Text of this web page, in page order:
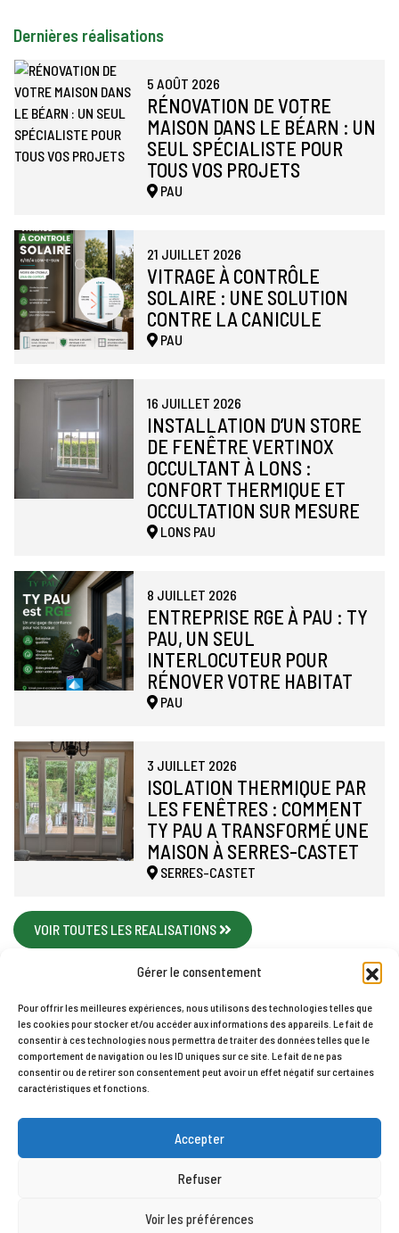
Gérer le consentement
Pour offrir les meilleures expériences, nous utilisons des technologies telles que
les cookies pour stocker et/ou accéder aux informations des appareils. Le fait de
consentir à ces technologies nous permettra de traiter des données telles que le
comportement de navigation ou les ID uniques sur ce site. Le fait de ne pas
consentir ou de retirer son consentement peut avoir un effet négatif sur certaines
caractéristiques et fonctions.
Accepter
Refuser
Voir les préférences
Dernières réalisations
5 AOÛT 2026
RÉNOVATION DE VOTRE
MAISON DANS LE BÉARN : UN
SEUL SPÉCIALISTE POUR
TOUS VOS PROJETS
PAU
21 JUILLET 2026
VITRAGE À CONTRÔLE
SOLAIRE : UNE SOLUTION
CONTRE LA CANICULE
PAU
16 JUILLET 2026
INSTALLATION D’UN STORE
DE FENÊTRE VERTINOX
OCCULTANT À LONS :
CONFORT THERMIQUE ET
OCCULTATION SUR MESURE
LONS PAU
8 JUILLET 2026
ENTREPRISE RGE À PAU : TY
PAU, UN SEUL
INTERLOCUTEUR POUR
RÉNOVER VOTRE HABITAT
PAU
3 JUILLET 2026
ISOLATION THERMIQUE PAR
LES FENÊTRES : COMMENT
TY PAU A TRANSFORMÉ UNE
MAISON À SERRES-CASTET
SERRES-CASTET
VOIR TOUTES LES REALISATIONS
Accueil Contact Mentions légales
Plan du site
Politique de cookies (UE)
TY PAU © 2026